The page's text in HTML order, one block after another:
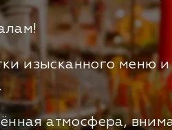
изысканного меню
атмосфера,